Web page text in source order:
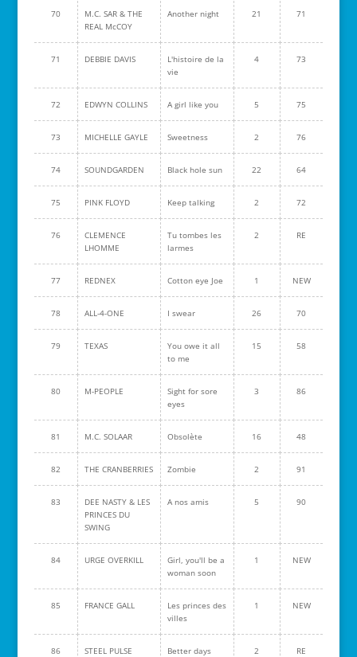
70
M.C. SAR & THE
REAL McCOY
Another night 21 71
71 DEBBIE DAVIS
L'histoire de la
vie
4 73
72 EDWYN COLLINS A girl like you 5 75
73 MICHELLE GAYLE Sweetness 2 76
74 SOUNDGARDEN Black hole sun 22 64
75 PINK FLOYD Keep talking 2 72
76
CLEMENCE
LHOMME
Tu tombes les
larmes
2 RE
77 REDNEX Cotton eye Joe 1 NEW
78 ALL-4-ONE I swear 26 70
79 TEXAS
You owe it all
to me
15 58
80 M-PEOPLE
Sight for sore
eyes
3 86
81 M.C. SOLAAR Obsolète 16 48
82 THE CRANBERRIES Zombie 2 91
83
DEE NASTY & LES
PRINCES DU
SWING
A nos amis 5 90
84 URGE OVERKILL
Girl, you'll be a
woman soon
1 NEW
85 FRANCE GALL
Les princes des
villes
1 NEW
86 STEEL PULSE Better days 2 RE